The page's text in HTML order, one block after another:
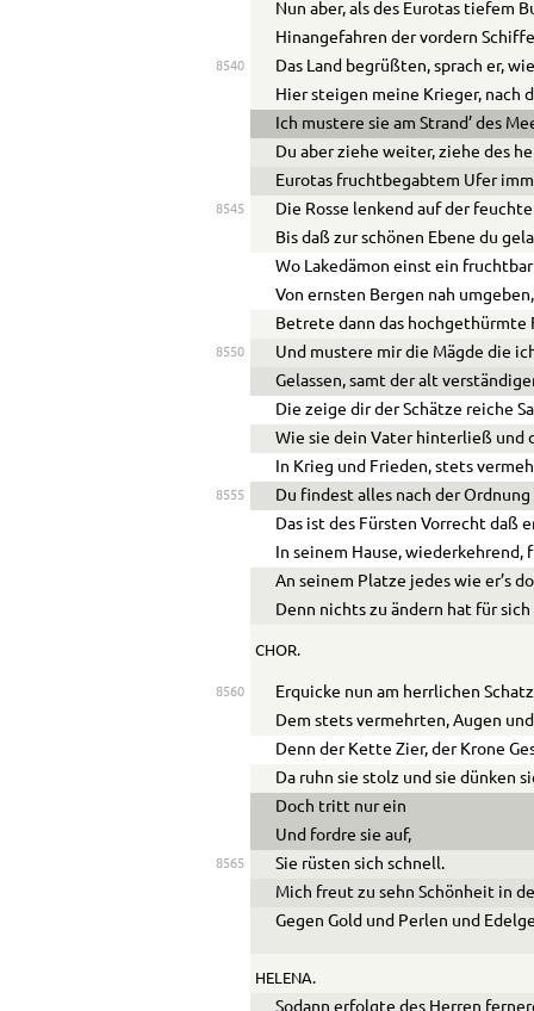
Nun aber, als des Eurotas tiefem
Hinangefahren der vordern
8540
Das Land begrüßten, sprach er,
Hier steigen meine Krieger, nach
Ich mustere sie am Strand’ des
Du aber ziehe weiter, ziehe des
Eurotas fruchtbegabtem Ufer
8545
Die Rosse lenkend auf der
Bis daß zur schönen Ebene du
Wo Lakedämon einst ein
Von ernsten Bergen nah
Betrete dann das hochgethürmte
8550
Und mustere mir die Mägde die
Gelassen, samt der alt
Die zeige dir der Schätze reiche
Wie sie dein Vater hinterließ und
In Krieg und Frieden, stets
8555
Du findest alles nach der
Das ist des Fürsten Vorrecht daß
In seinem Hause, wiederkehrend,
An seinem Platze jedes wie er’s
Denn nichts zu ändern hat für
CHOR.
8560
Erquicke nun am herrlichen
Dem stets vermehrten, Augen
Denn der Kette Zier, der Krone
Da ruhn sie stolz und sie dünken
Doch tritt nur ein
Und fordre sie auf,
8565
Sie rüsten sich schnell.
Mich freut zu sehn Schönheit in
Gegen Gold und Perlen und
HELENA.